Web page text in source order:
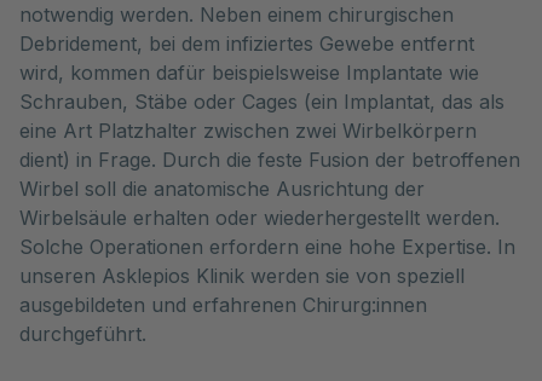
notwendig werden. Neben einem chirurgischen
Debridement, bei dem infiziertes Gewebe entfernt
wird, kommen dafür beispielsweise Implantate wie
Schrauben, Stäbe oder Cages (ein Implantat, das als
eine Art Platzhalter zwischen zwei Wirbelkörpern
dient) in Frage. Durch die feste Fusion der betroffenen
Wirbel soll die anatomische Ausrichtung der
Wirbelsäule erhalten oder wiederhergestellt werden.
Solche Operationen erfordern eine hohe Expertise. In
unseren Asklepios Klinik werden sie von speziell
ausgebildeten und erfahrenen Chirurg:innen
durchgeführt.